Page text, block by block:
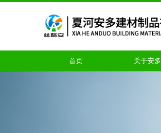
首页 关于安多